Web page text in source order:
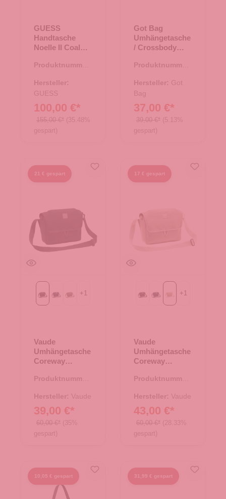
GUESS
Handtasche
Noelle II Coal
Produktnummer:
Hersteller:
GUESS
100,00 €*
155,00 €* (35.48%
gespart)
Got Bag
Umhängetasche
/ Crossbody
monochrome
Produktnummer:
Hersteller: Got
Bag
37,00 €*
39,00 €* (5.13%
gespart)
21 € gespart
Blackeclipsekhaki
+1
Vaude
Umhängetasche
Coreway
Black
Produktnummer:
Hersteller: Vaude
39,00 €*
60,00 €* (35%
gespart)
17 € gespart
Blackeclipse
+1
Vaude
Umhängetasche
Coreway
linen
Produktnummer:
Hersteller: Vaude
43,00 €*
60,00 €* (28.33%
gespart)
10,05 € gespart 31,99 € gespart